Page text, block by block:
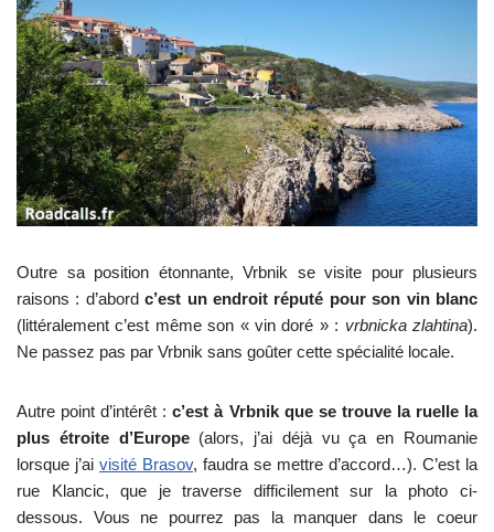
Outre sa position étonnante, Vrbnik se visite pour plusieurs
raisons : d’abordc’est un endroit réputé pour son vin blanc
(littéralement c’est même son « vin doré » : vrbnicka zlahtina).
Ne passez pas par Vrbnik sans goûter cette spécialité locale.
Autre point d’intérêt :c’est à Vrbnik que se trouve la ruelle la
plus étroite d’Europe(alors, j’ai déjà vu ça en Roumanie
lorsque j’ai visité Brasov, faudra se mettre d’accord…). C’est la
rue Klancic, que je traverse difficilement sur la photo ci-
dessous. Vous ne pourrez pas la manquer dans le coeur